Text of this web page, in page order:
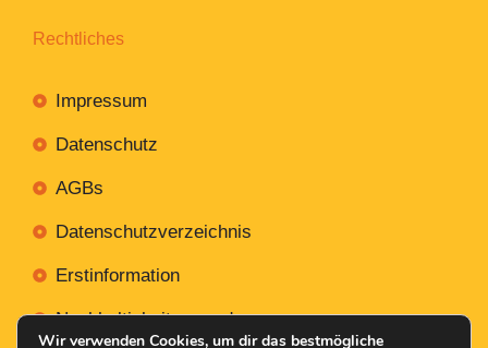
Rechtliches
Impressum
Datenschutz
AGBs
Datenschutzverzeichnis
Erstinformation
Nachhaltigkeitsverordnung
Wir verwenden Cookies, um dir das bestmögliche